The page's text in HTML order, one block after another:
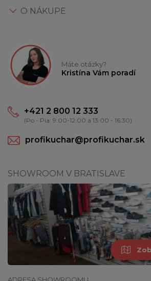
O NÁKUPE
Máte otázky?
Kristína Vám poradí
+421 2 800 12 333
(Po - Pia: 9:00-12:00 a 13:00 - 16:30)
profikuchar@profikuchar.sk
SHOWROOM V BRATISLAVE